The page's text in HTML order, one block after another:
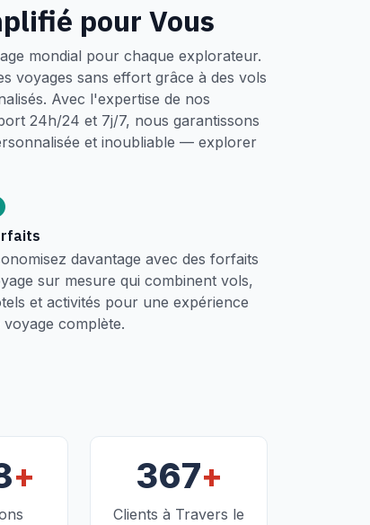
pour Vous
mondial pour chaque explorateur.
voyages sans effort grâce à des vols
Avec l'expertise de nos
24h/24 et 7j/7, nous garantissons
et inoubliable — explorer
davantage avec des forfaits
sur mesure qui combinent vols,
et activités pour une expérience
voyage complète.
+ 367+
Clients à Travers le